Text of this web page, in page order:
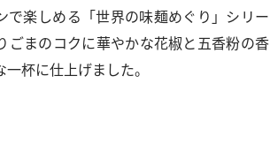
で楽しめる「世界の味麺めぐり」シリー
ごまのコクに華やかな花椒と五香粉の香
杯に仕上げました。